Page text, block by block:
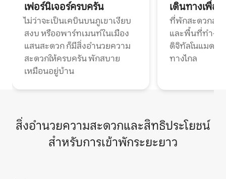
เฟอร์นิเจอร์ครบครัน
ไม่ว่าจะเป็นเคบินบนภูเขาเงียบ
สงบ หรืออพาร์ทเมนท์ในเมือง
แสนสะดวก ก็มีสิ่งอำนวยความ
สะดวกให้ครบครัน พักสบาย
เหมือนอยู่บ้าน
เดินทางเพื่อ
ที่พักสะดวกสบ
และพื้นที่ทำงา
ดิจิทัลโนแมดแ
ทางไกล
สิ่งอำนวยความสะดวกและสิทธิประโยชน์
สำหรับการเข้าพักระยะยาว